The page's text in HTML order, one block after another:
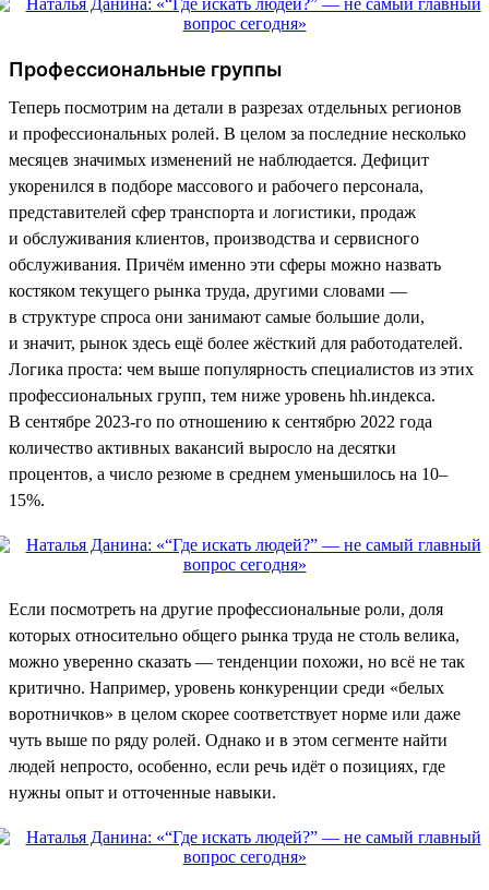
Профессиональные группы
Теперь посмотрим на детали в разрезах отдельных регионов
и профессиональных ролей. В целом за последние несколько
месяцев значимых изменений не наблюдается. Дефицит
укоренился в подборе массового и рабочего персонала,
представителей сфер транспорта и логистики, продаж
и обслуживания клиентов, производства и сервисного
обслуживания. Причём именно эти сферы можно назвать
костяком текущего рынка труда, другими словами —
в структуре спроса они занимают самые большие доли,
и значит, рынок здесь ещё более жёсткий для работодателей.
Логика проста: чем выше популярность специалистов из этих
профессиональных групп, тем ниже уровень hh.индекса.
В сентябре 2023-го по отношению к сентябрю 2022 года
количество активных вакансий выросло на десятки
процентов, а число резюме в среднем уменьшилось на 10–
15%.
Если посмотреть на другие профессиональные роли, доля
которых относительно общего рынка труда не столь велика,
можно уверенно сказать — тенденции похожи, но всё не так
критично. Например, уровень конкуренции среди «белых
воротничков» в целом скорее соответствует норме или даже
чуть выше по ряду ролей. Однако и в этом сегменте найти
людей непросто, особенно, если речь идёт о позициях, где
нужны опыт и отточенные навыки.